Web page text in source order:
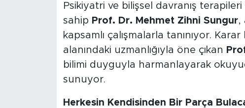
Psikiyatri ve bilişsel davranış terapileri
sahip Prof. Dr. Mehmet Zihni Sungur,
kapsamlı çalışmalarla tanınıyor.
alanındaki uzmanlığıyla öne çıkan
bilimi duyguyla harmanlayarak
sunuyor.
Herkesin Kendisinden Bir Parça